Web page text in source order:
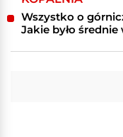
Wszystko o
Jakie było